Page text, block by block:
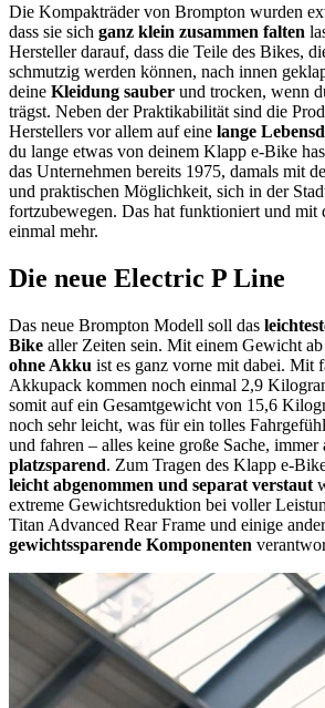
Die Kompakträder von Brompton wurden
dass sie sich ganz klein zusammen falten
Hersteller darauf, dass die Teile des Bikes,
schmutzig werden können, nach innen
deine Kleidung sauber und trocken, wenn
trägst. Neben der Praktikabilität sind die
Herstellers vor allem auf eine lange
du lange etwas von deinem Klapp e-Bike
das Unternehmen bereits 1975, damals mit
und praktischen Möglichkeit, sich in der
fortzubewegen. Das hat funktioniert und mit
einmal mehr.
Die neue Electric P Line
Das neue Brompton Modell soll das
Bike aller Zeiten sein. Mit einem Gewicht ab
ohne Akku ist es ganz vorne mit dabei. Mit
Akkupack kommen noch einmal 2,9
somit auf ein Gesamtgewicht von 15,6
noch sehr leicht, was für ein tolles
und fahren – alles keine große Sache, immer
platzsparend. Zum Tragen des Klapp e-
leicht abgenommen und separat verstaut
extreme Gewichtsreduktion bei voller
Titan Advanced Rear Frame und einige
gewichtssparende Komponenten